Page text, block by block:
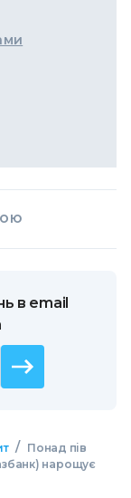
в email
/ Понад пів
нарощує